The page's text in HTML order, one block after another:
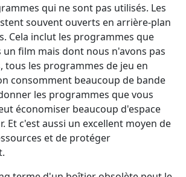
qui ne sont pas utilisés. Les
souvent ouverts en arrière-plan
Cela inclut les programmes que
film mais dont nous n'avons pas
tous les programmes de jeu en
consomment beaucoup de bande
les programmes que vous
économiser beaucoup d'espace
Et c'est aussi un excellent moyen de
et de protéger